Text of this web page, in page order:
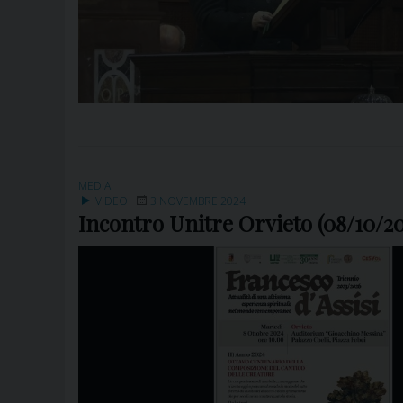
MEDIA
VIDEO
3 NOVEMBRE 2024
Incontro Unitre Orvieto (08/10/